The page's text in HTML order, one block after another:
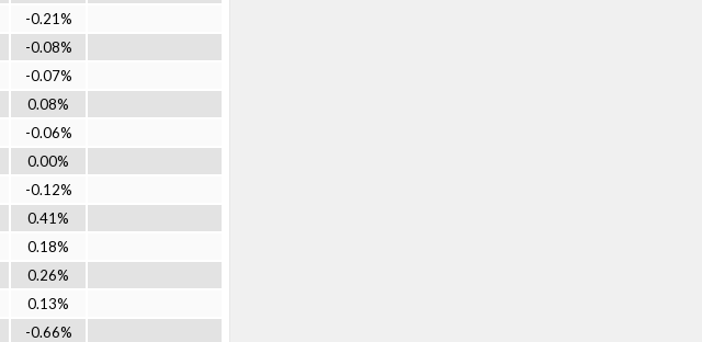
-0.21%
-0.08%
-0.07%
0.08%
-0.06%
0.00%
-0.12%
0.41%
0.18%
0.26%
0.13%
-0.66%